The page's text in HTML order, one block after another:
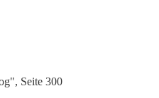
Seite 300